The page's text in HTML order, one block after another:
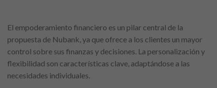
El empoderamiento financiero es un pilar central de la
propuesta de Nubank, ya que ofrece a los clientes un mayor
control sobre sus finanzas y decisiones. La personalización y
flexibilidad son características clave, adaptándose a las
necesidades individuales.